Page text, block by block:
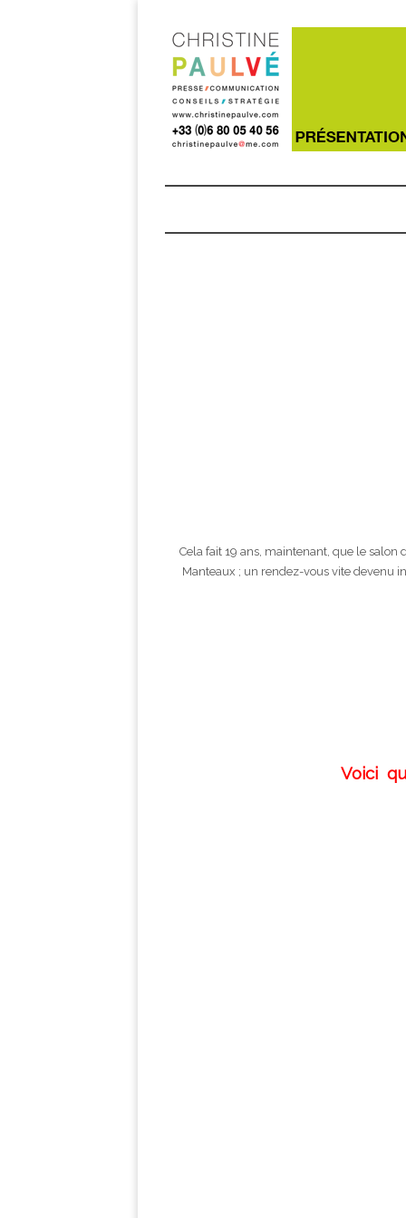
Cela fait 19 ans, maintenant, que le salon
Manteaux ; un rendez-vous vite devenu
Voici